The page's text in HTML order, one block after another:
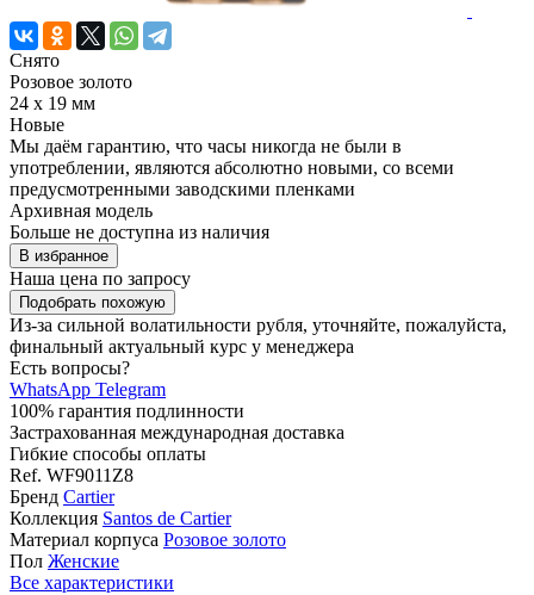
Снято
Розовое золото
24 х 19 мм
Новые
Мы даём гарантию, что часы никогда не были в
употреблении, являются абсолютно новыми, со всеми
предусмотренными заводскими пленками
Архивная модель
Больше не доступна из наличия
В избранное
Наша цена по запросу
Подобрать похожую
Из-за сильной волатильности рубля, уточняйте, пожалуйста,
финальный актуальный курс у менеджера
Есть вопросы?
WhatsApp Telegram
100% гарантия подлинности
Застрахованная международная доставка
Гибкие способы оплаты
Ref. WF9011Z8
Бренд Cartier
Коллекция Santos de Cartier
Материал корпуса Розовое золото
Пол Женские
Все характеристики